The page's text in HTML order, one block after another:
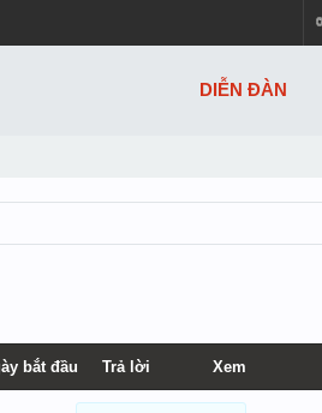
bắt đầu Trả lời Xem
DIỄN ĐÀN